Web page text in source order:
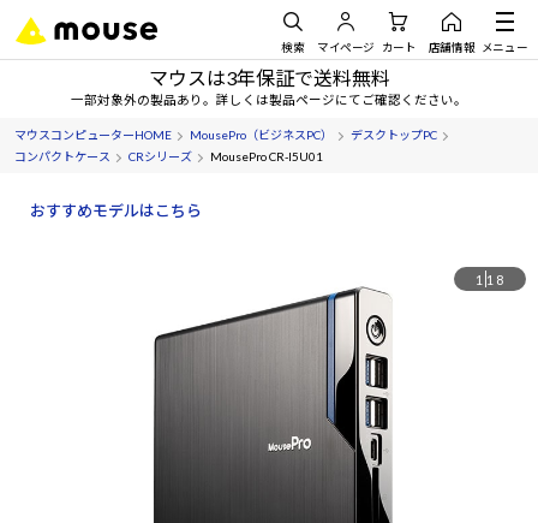
検索 マイページ カート 店舗情報 メニュー
マウスは3年保証で送料無料
一部対象外の製品あり。詳しくは製品ページにてご確認ください。
マウスコンピューターHOME MousePro（ビジネスPC）
デスクトップPC
コンパクトケース
CRシリーズ MousePro CR-I5U01
おすすめモデルはこちら
1 18